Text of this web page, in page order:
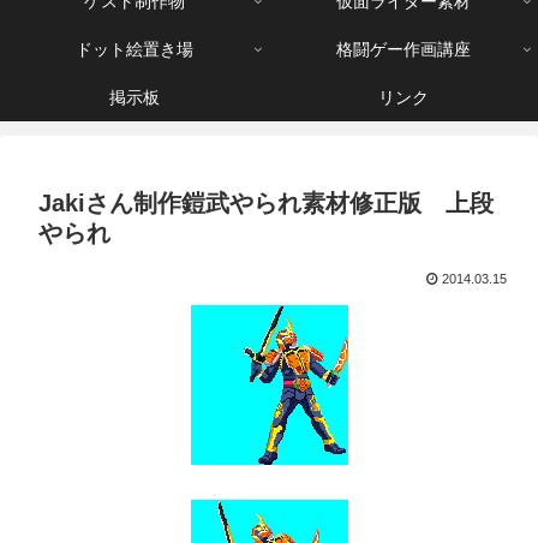
ドット絵置き場 格闘ゲー作画講座
掲示板 リンク
Jakiさん制作鎧武やられ素材修正版 上段
やられ
2014.03.15